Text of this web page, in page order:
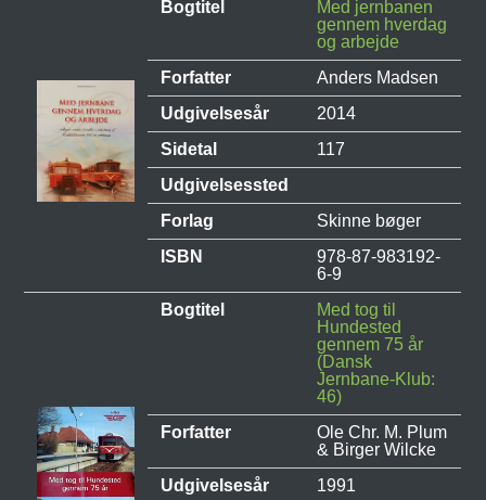
Bogtitel
Med jernbanen
gennem hverdag
og arbejde
Forfatter
Anders Madsen
Udgivelsesår
2014
Sidetal
117
Udgivelsessted
Forlag
Skinne bøger
ISBN
978-87-983192-
6-9
Bogtitel
Med tog til
Hundested
gennem 75 år
(Dansk
Jernbane-Klub:
46)
Forfatter
Ole Chr. M. Plum
& Birger Wilcke
Udgivelsesår
1991